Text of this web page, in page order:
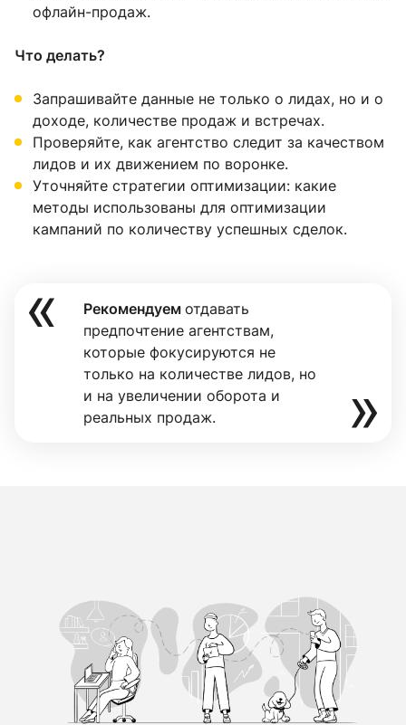
офлайн-продаж.
Что делать?
Запрашивайте данные не только о лидах, но и о
доходе, количестве продаж и встречах.
Проверяйте, как агентство следит за качеством
лидов и их движением по воронке.
Уточняйте стратегии оптимизации: какие
методы использованы для оптимизации
кампаний по количеству успешных сделок.
Рекомендуем отдавать
предпочтение агентствам,
которые фокусируются не
только на количестве лидов, но
и на увеличении оборота и
реальных продаж.